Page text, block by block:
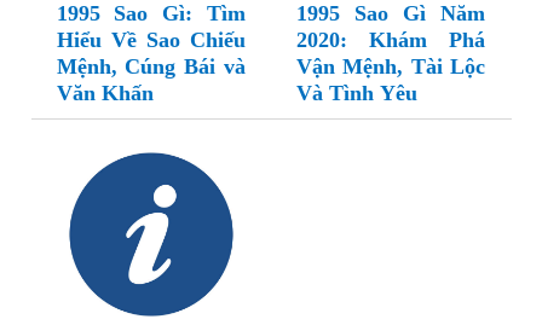
1995 Sao Gì: Tìm
Hiểu Về Sao Chiếu
Mệnh, Cúng Bái và
Văn Khấn
1995 Sao Gì Năm
2020: Khám Phá
Vận Mệnh, Tài Lộc
Và Tình Yêu